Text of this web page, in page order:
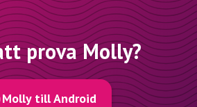
prova Molly?
Molly till Android